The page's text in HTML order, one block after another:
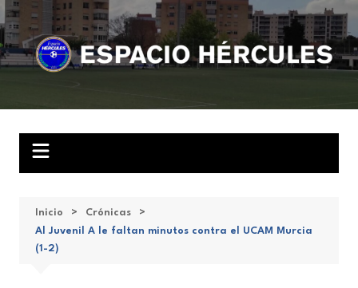
Saltar
al
contenido
Inicio
Crónicas
Al Juvenil A le faltan minutos contra el UCAM Murcia
(1-2)